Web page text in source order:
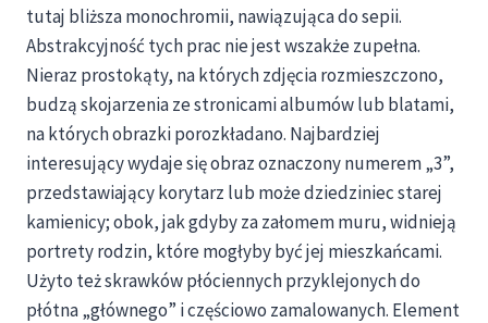
tutaj bliższa monochromii, nawiązująca do sepii.
Abstrakcyjność tych prac nie jest wszakże zupełna.
Nieraz prostokąty, na których zdjęcia rozmieszczono,
budzą skojarzenia ze stronicami albumów lub blatami,
na których obrazki porozkładano. Najbardziej
interesujący wydaje się obraz oznaczony numerem „3”,
przedstawiający korytarz lub może dziedziniec starej
kamienicy; obok, jak gdyby za załomem muru, widnieją
portrety rodzin, które mogłyby być jej mieszkańcami.
Użyto też skrawków płóciennych przyklejonych do
płótna „głównego” i częściowo zamalowanych. Element